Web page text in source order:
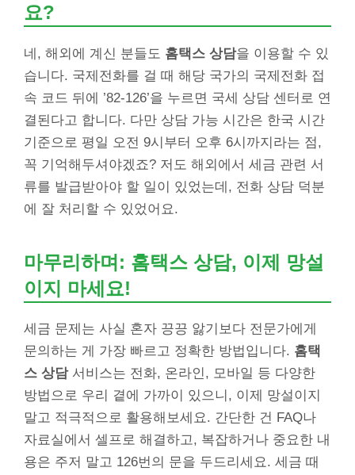
요?
네, 해외에 계신 분들도 홈택스 상담을 이용할 수 있
습니다. 국제전화를 걸 때 해당 국가의 국제전화 접
속 코드 뒤에 ’82-126’을 누르면 국세 상담 센터로 연
결된다고 합니다. 다만 상담 가능 시간은 한국 시간
기준으로 평일 오전 9시부터 오후 6시까지라는 점,
꼭 기억해두셔야겠죠? 저도 해외에서 세금 관련 서
류를 발급받아야 할 일이 있었는데, 전화 상담 덕분
에 잘 처리할 수 있었어요.
마무리하며: 홈택스 상담, 이제 망설
이지 마세요!
세금 문제는 사실 혼자 끙끙 앓기보다 전문가에게
문의하는 게 가장 빠르고 정확한 방법입니다. 홈택
스 상담서비스는 전화, 온라인, 모바일 등 다양한
방법으로 우리 곁에 가까이 있으니, 이제 망설이지
말고 적극적으로 활용해보세요. 간단한 건 FAQ나
자료실에서 셀프로 해결하고, 복잡하거나 중요한 내
용은 주저 말고 126번의 문을 두드리세요. 세금 때